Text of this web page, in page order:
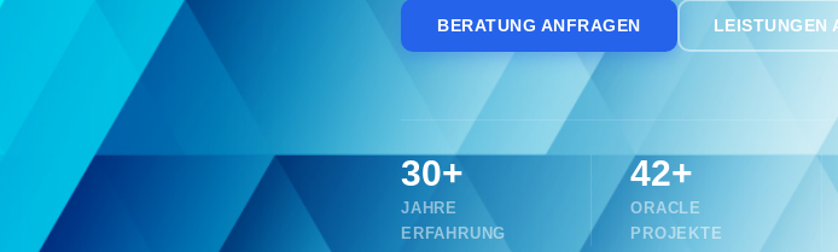
BERATUNG ANFRAGEN LEISTUNGEN
30+
JAHRE
ERFAHRUNG
42+
ORACLE
PROJEKTE